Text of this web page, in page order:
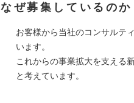
なぜ募集しているのか
お客様から当社のコンサルテ
います。
これからの事業拡大を支える
と考えています。